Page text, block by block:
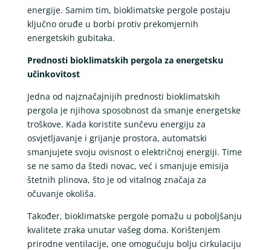
energije. Samim tim, bioklimatske pergole postaju
ključno oruđe u borbi protiv prekomjernih
energetskih gubitaka.
Prednosti bioklimatskih pergola za energetsku
učinkovitost
Jedna od najznačajnijih prednosti bioklimatskih
pergola je njihova sposobnost da smanje energetske
troškove. Kada koristite sunčevu energiju za
osvjetljavanje i grijanje prostora, automatski
smanjujete svoju ovisnost o električnoj energiji. Time
se ne samo da štedi novac, već i smanjuje emisija
štetnih plinova, što je od vitalnog značaja za
očuvanje okoliša.
Također, bioklimatske pergole pomažu u poboljšanju
kvalitete zraka unutar vašeg doma. Korištenjem
prirodne ventilacije, one omogućuju bolju cirkulaciju